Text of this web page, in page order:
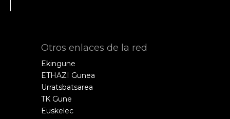
Otros enlaces de la red
Ekingune
ETHAZI Gunea
Urratsbatsarea
TK Gune
Euskelec